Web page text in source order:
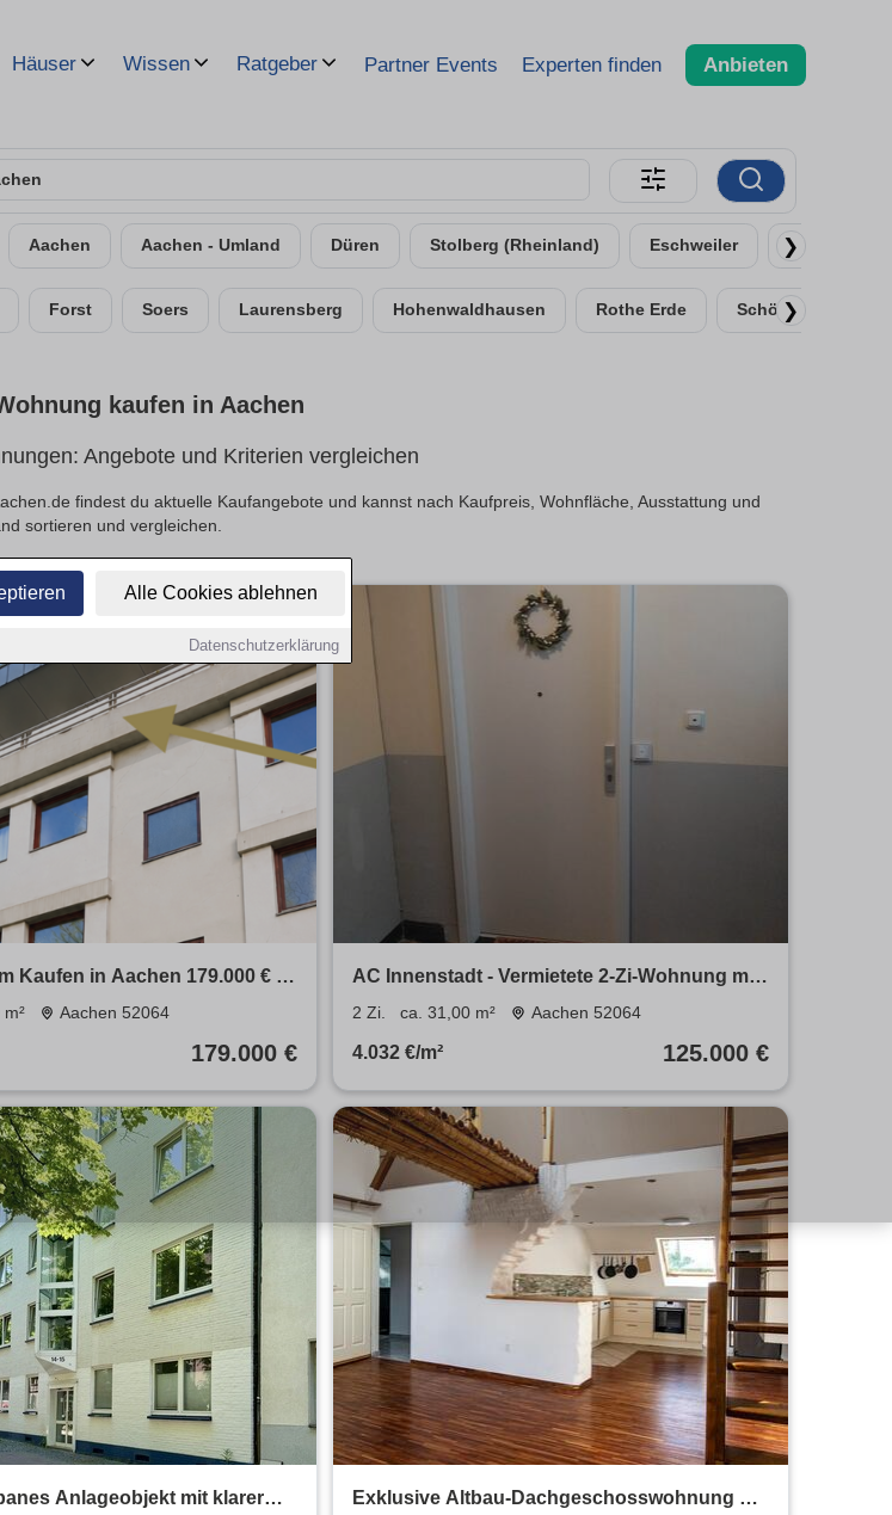
Alle Cookies ablehnen
Datenschutzerklärung
Häuser Wissen Ratgeber Partner Events Experten finden Anbieten
Aachen Aachen - Umland Düren Stolberg (Rheinland) Eschweiler Alsdorf
❯
Forst Soers Laurensberg Hohenwaldhausen Rothe Erde Schönforst
❯
kaufen in Aachen
Angebote und Kriterien vergleichen
findest du aktuelle Kaufangebote und kannst nach Kaufpreis, Wohnfläche, Ausstattung und
sortieren und vergleichen.
Kaufen in Aachen 179.000 € 52
Aachen 52064
179.000 €
AC Innenstadt - Vermietete 2-Zi-Wohnung mit
großem Außenbereich
2 Zi. ca. 31,00 m² Aachen 52064
4.032 €/m² 125.000 €
Anlageobjekt mit klarer
Exklusive Altbau-Dachgeschosswohnung mit